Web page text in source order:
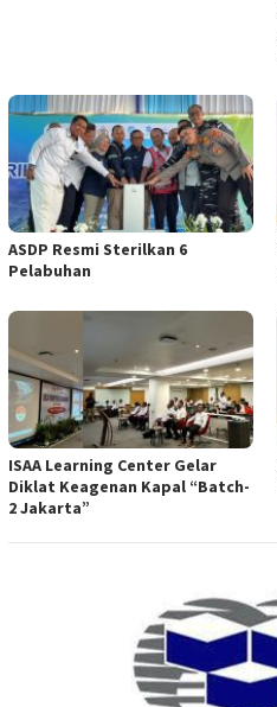
ASDP Resmi Sterilkan 6
Pelabuhan
ISAA Learning Center Gelar
Diklat Keagenan Kapal “Batch-
2 Jakarta”